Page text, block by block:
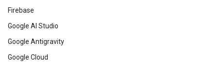
Firebase
Google AI Studio
Google Antigravity
Google Cloud